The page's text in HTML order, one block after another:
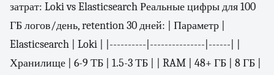
затрат: Loki vs Elasticsearch Реальные цифры для 100
ГБ логов/день, retention 30 дней: | Параметр |
Elasticsearch | Loki | |----------|---------------|------| |
Хранилище | 6-9 ТБ | 1.5-3 ТБ | | RAM | 48+ ГБ | 8 ГБ |